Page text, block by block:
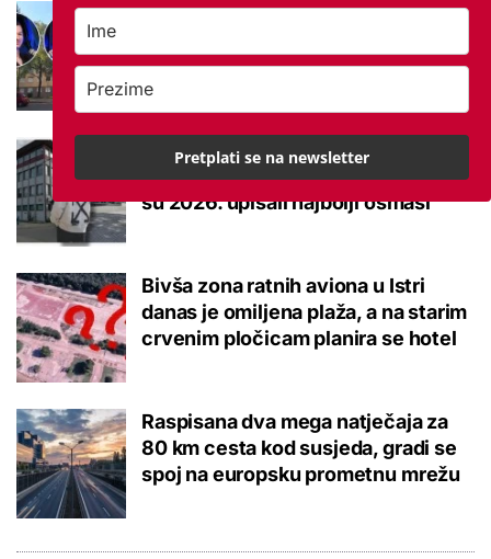
Ovo je 5 mana života u
brucoš mora naviknuti
Ovo je 10 srednjoškolskih smjerova
u Krapinsko-zagorskoj županiji koje
su 2026. upisali najbolji osmaši
Bivša zona ratnih aviona u Istri
danas je omiljena plaža, a na starim
crvenim pločicam planira se hotel
Raspisana dva mega natječaja za
80 km cesta kod susjeda, gradi se
spoj na europsku prometnu mrežu
Pretplati se na newsletter